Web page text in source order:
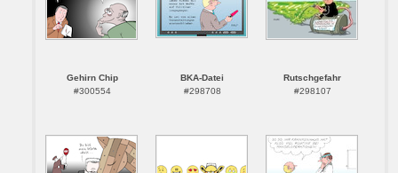
Gehirn Chip
#300554
BKA-Datei
#298708
Rutschgefahr
#298107